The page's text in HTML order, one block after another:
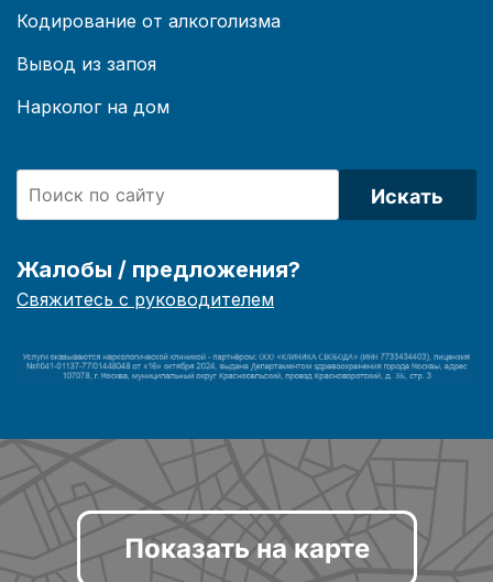
Кодирование от алкоголизма
Вывод из запоя
Нарколог на дом
Искать
Жалобы / предложения?
Свяжитесь с руководителем
Показать на карте